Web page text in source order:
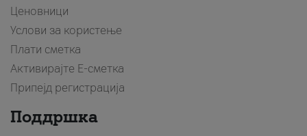
Ценовници
Услови за користење
Плати сметка
Активирајте Е-сметка
Припејд регистрација
Поддршка